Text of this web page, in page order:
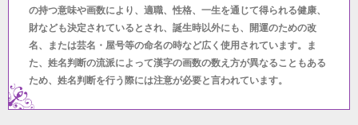
の持つ意味や画数により、適職、性格、一生を通じて得られる健康、
財なども決定されているとされ、誕生時以外にも、開運のための改
名、または芸名・屋号等の命名の時など広く使用されています。ま
た、姓名判断の流派によって漢字の画数の数え方が異なることもある
ため、姓名判断を行う際には注意が必要と言われています。